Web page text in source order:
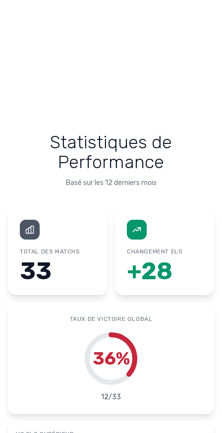
Statistiques de
Performance
Basé sur les 12 derniers mois
TOTAL DES MATCHS
33
CHANGEMENT ELO
+28
TAUX DE VICTOIRE GLOBAL
36%
12/33